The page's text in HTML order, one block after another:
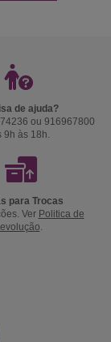
de ajuda?
ou 916967800
9h às 18h.
para Trocas
Ver Politica de
.